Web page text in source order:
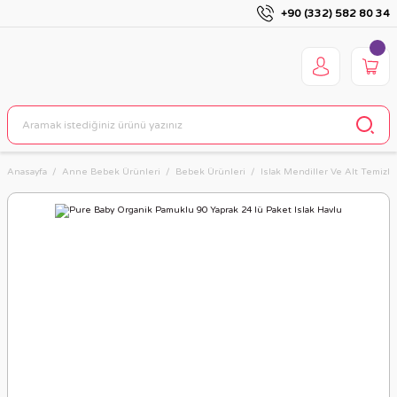
+90 (332) 582 80 34
Anasayfa Anne Bebek Ürünleri Bebek Ürünleri Islak Mendiller Ve Alt